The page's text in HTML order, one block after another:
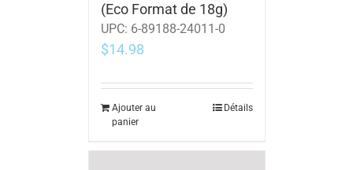
(Eco Format de 18g)
UPC: 6-89188-24011-0
$14.98
Ajouter au
panier
Détails